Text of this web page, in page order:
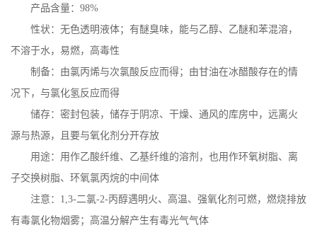
产品含量： 98%
性状：无色透明液体；有醚臭味，能与乙醇、乙醚和苯混溶，
不溶于水，易燃，高毒性
制备：由氯丙烯与次氯酸反应而得；由甘油在冰醋酸存在的情
况下，与氯化氢反应而得
储存：密封包装，储存于阴凉、干燥、通风的库房中，远离火
源与热源，且要与氧化剂分开存放
用途：用作乙酸纤维、乙基纤维的溶剂，也用作环氧树脂、离
子交换树脂、环氧氯丙烷的中间体
注意： 1,3-二氯-2-丙醇遇明火、高温、强氧化剂可燃，燃烧排放
有毒氯化物烟雾；高温分解产生有毒光气气体